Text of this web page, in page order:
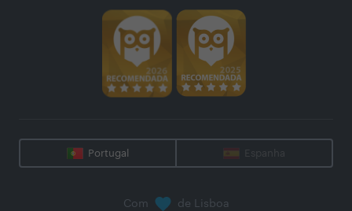
Portugal Espanha
Com de Lisboa